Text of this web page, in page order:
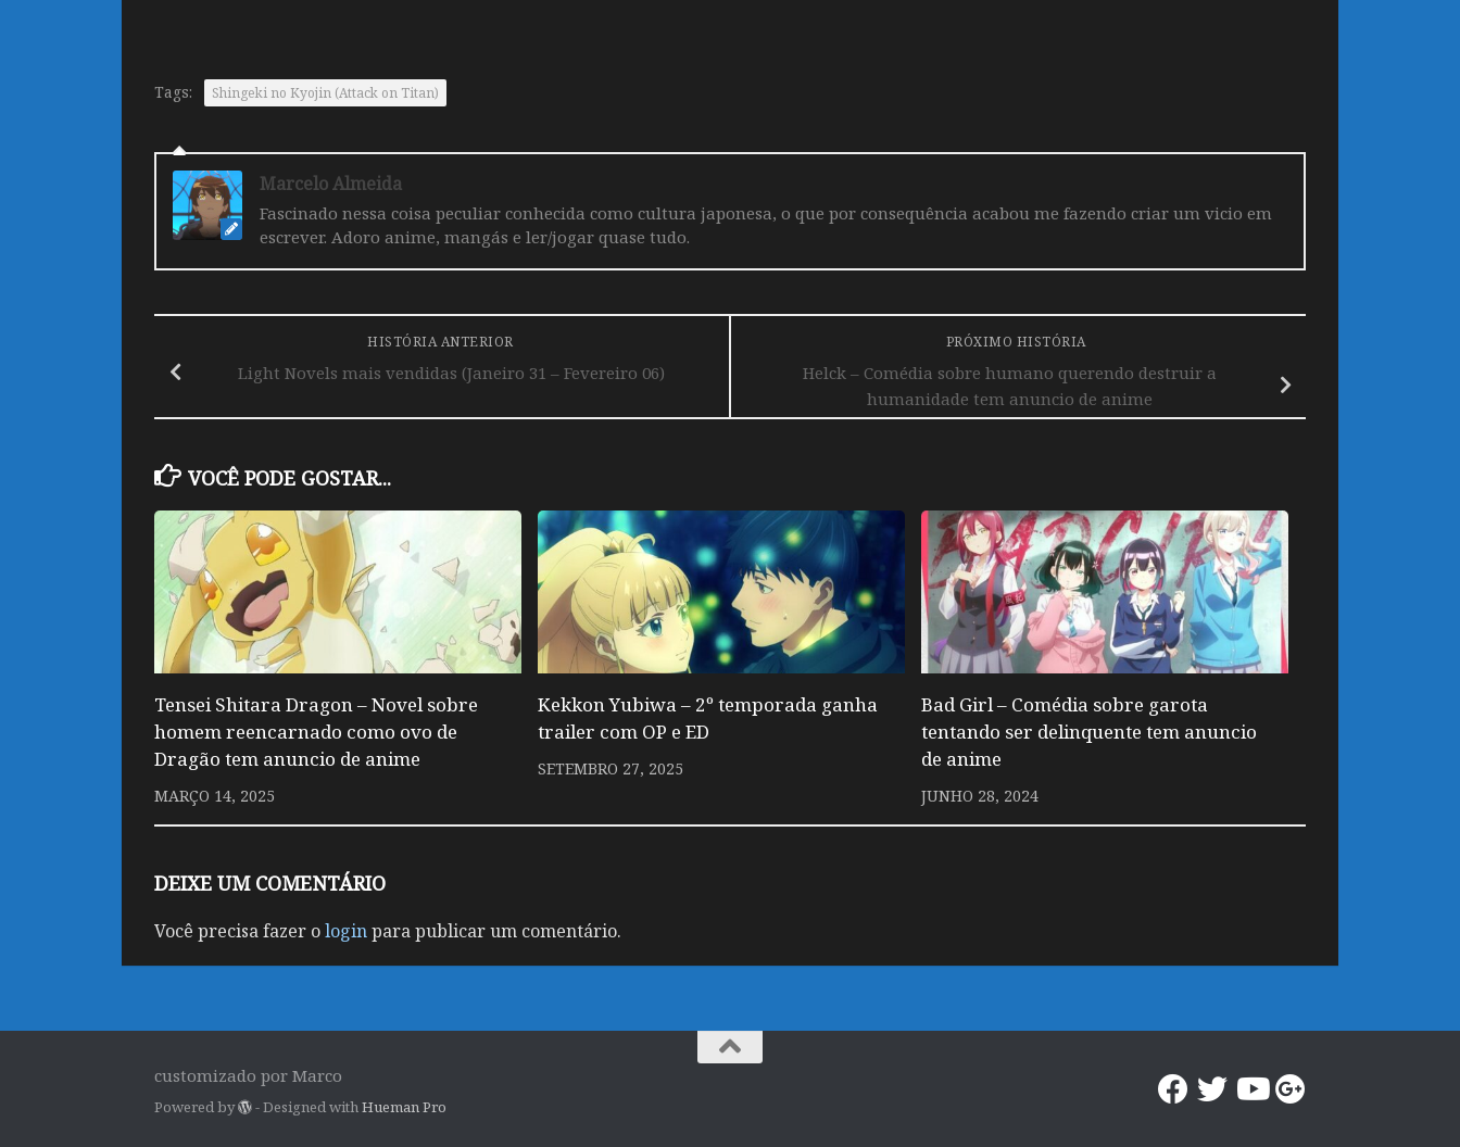
Tags: Shingeki no Kyojin (Attack on Titan)
Marcelo Almeida
Fascinado nessa coisa peculiar conhecida como cultura japonesa, o que por consequência acabou me fazendo criar um vicio em
escrever. Adoro anime, mangás e ler/jogar quase tudo.
PRÓXIMO HISTÓRIA
Helck – Comédia sobre humano querendo destruir a
humanidade tem anuncio de anime
HISTÓRIA ANTERIOR
Light Novels mais vendidas (Janeiro 31 – Fevereiro 06)
VOCÊ PODE GOSTAR...
Tensei Shitara Dragon – Novel sobre
homem reencarnado como ovo de
Dragão tem anuncio de anime
MARÇO 14, 2025
Kekkon Yubiwa – 2º temporada ganha
trailer com OP e ED
SETEMBRO 27, 2025
Bad Girl – Comédia sobre garota
tentando ser delinquente tem anuncio
de anime
JUNHO 28, 2024
DEIXE UM COMENTÁRIO
Você precisa fazer ologinpara publicar um comentário.
customizado por Marco
Powered by - Designed withHueman Pro